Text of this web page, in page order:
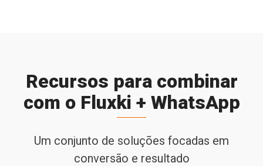
Recursos para combinar
com o Fluxki + WhatsApp
Um conjunto de soluções focadas em
conversão e resultado